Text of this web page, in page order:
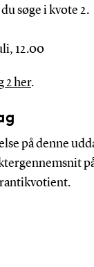
søge i kvote 2.
12.00
2 her.
på denne